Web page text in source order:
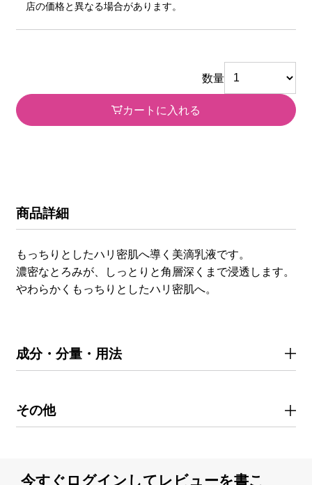
店の価格と異なる場合があります。
数量
カートに入れる
商品詳細
もっちりとしたハリ密肌へ導く美滴乳液です。
濃密なとろみが、しっとりと角層深くまで浸透します。
やわらかくもっちりとしたハリ密肌へ。
成分・分量・用法
その他
今すぐログインしてレビューを書こ